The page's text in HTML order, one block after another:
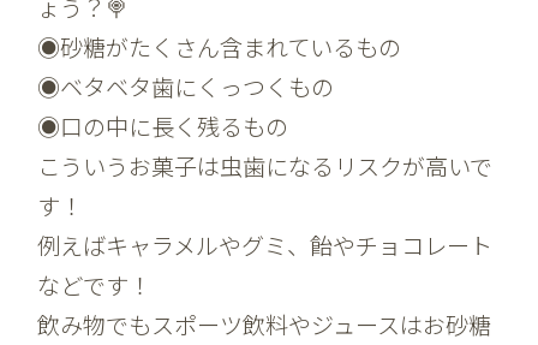
◉砂糖がたくさん含まれているもの
◉ベタベタ歯にくっつくもの
◉口の中に長く残るもの
こういうお菓子は虫歯になるリスクが高いで
す！
例えばキャラメルやグミ、飴やチョコレート
などです！
飲み物でもスポーツ飲料やジュースはお砂糖